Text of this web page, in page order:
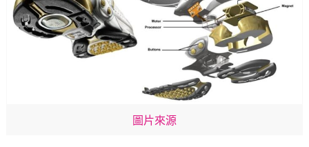
圖片來源